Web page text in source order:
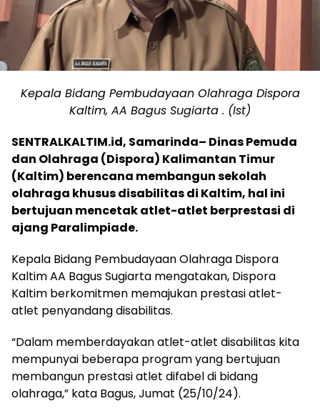
Kepala Bidang Pembudayaan Olahraga Dispora
Kaltim, AA Bagus Sugiarta . (Ist)
SENTRALKALTIM.id, Samarinda– Dinas Pemuda
dan Olahraga (Dispora) Kalimantan Timur
(Kaltim) berencana membangun sekolah
olahraga khusus disabilitas di Kaltim, hal ini
bertujuan mencetak atlet-atlet berprestasi di
ajang Paralimpiade.
Kepala Bidang Pembudayaan Olahraga Dispora
Kaltim AA Bagus Sugiarta mengatakan, Dispora
Kaltim berkomitmen memajukan prestasi atlet-
atlet penyandang disabilitas.
“Dalam memberdayakan atlet-atlet disabilitas kita
mempunyai beberapa program yang bertujuan
membangun prestasi atlet difabel di bidang
olahraga,” kata Bagus, Jumat (25/10/24).